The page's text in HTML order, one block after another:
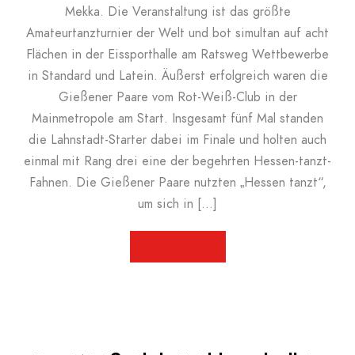
Mekka. Die Veranstaltung ist das größte
Amateurtanzturnier der Welt und bot simultan auf acht
Flächen in der Eissporthalle am Ratsweg Wettbewerbe
in Standard und Latein. Äußerst erfolgreich waren die
Gießener Paare vom Rot-Weiß-Club in der
Mainmetropole am Start. Insgesamt fünf Mal standen
die Lahnstadt-Starter dabei im Finale und holten auch
einmal mit Rang drei eine der begehrten Hessen-tanzt-
Fahnen. Die Gießener Paare nutzten „Hessen tanzt“,
um sich in […]